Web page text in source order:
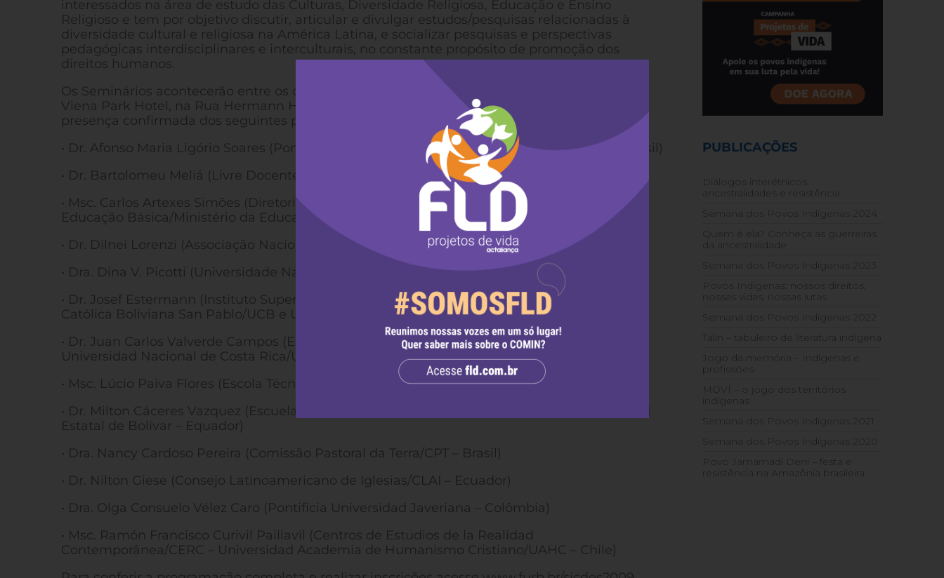
interessados na área de estudo das Culturas, Diversidade Religiosa, Educação e Ensino
Religioso e tem por objetivo discutir, articular e divulgar estudos/pesquisas relacionadas à
diversidade cultural e religiosa na América Latina, e socializar pesquisas e perspectivas
pedagógicas interdisciplinares e interculturais, no constante propósito de promoção dos
direitos humanos.
Os Seminários acontecerão entre os dias 22 a 24 de outubro de 2009, nas dependências do
Viena Park Hotel, na Rua Hermann Huscher, 670, Centro, Blumenau/SC e contarão com a
presença confirmada dos seguintes palestrantes:
• Dr. Afonso Maria Ligório Soares (Pontifícia Universidade Católica de São Paulo/PUCSP – Brasil)
• Dr. Bartolomeu Meliá (Livre Docente – Paraguai)
• Msc. Carlos Artexes Simões (Diretoria de Concepções e Orientações Curriculares para a
Educação Básica/Ministério da Educação – Brasil)
• Dr. Dilnei Lorenzi (Associação Nacional de Educação Católica do Brasil/ANEC – Brasil)
• Dra. Dina V. Picotti (Universidade Nacional de General Sarmiento/UNGS – Argentina)
• Dr. Josef Estermann (Instituto Superior Ecuménico Andino de Teologia/ISEAT, Universidad
Católica Boliviana San Pablo/UCB e Universidad Mayor de San Andrés/UMSA – Bolívia)
• Dr. Juan Carlos Valverde Campos (Escuela Ecuménica de Ciencias de la Religión da
Universidad Nacional de Costa Rica/UNA – Costa Rica)
• Msc. Lúcio Paiva Flores (Escola Técnica Indígena de Manaus – Brasil)
• Dr. Milton Cáceres Vazquez (Escuela de Educación y Cultura Andina/EECA de la Universidad
Estatal de Bolívar – Equador)
• Dra. Nancy Cardoso Pereira (Comissão Pastoral da Terra/CPT – Brasil)
• Dr. Nilton Giese (Consejo Latinoamericano de Iglesias/CLAI – Ecuador)
• Dra. Olga Consuelo Vélez Caro (Pontificia Universidad Javeriana – Colômbia)
• Msc. Ramón Francisco Curivil Paillavil (Centros de Estudios de la Realidad
Contemporânea/CERC – Universidad Academia de Humanismo Cristiano/UAHC – Chile)
PUBLICAÇÕES
Diálogos interétnicos:
ancestralidades e resistência
Semana dos Povos Indígenas 2024
Quem é ela? Conheça as guerreiras
da ancestralidade
Semana dos Povos Indígenas 2023
Povos Indígenas: nossos direitos,
nossas vidas, nossas lutas
Semana dos Povos Indígenas 2022
Talin – tabuleiro de literatura indígena
Jogo da memória – Indígenas e
profissões
MOVÍ – o jogo dos territórios
indígenas
Semana dos Povos Indígenas 2021
Semana dos Povos Indígenas 2020
Povo Jamamadi Deni – festa e
resistência na Amazônia brasileira